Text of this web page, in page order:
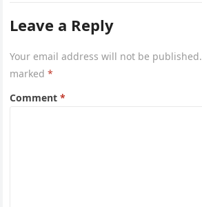
Leave a Reply
Your email address will not be published.
marked*
Comment*